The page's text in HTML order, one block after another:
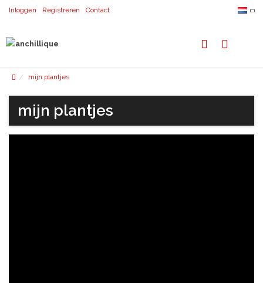
Inloggen Registreren Contact
mijn plantjes
mijn plantjes